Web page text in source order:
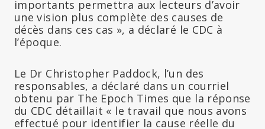
importants permettra aux lecteurs d’avoir
une vision plus complète des causes de
décès dans ces cas », a déclaré le CDC à
l’époque.
Le Dr Christopher Paddock, l’un des
responsables, a déclaré dans un courriel
obtenu par The Epoch Times que la réponse
du CDC détaillait « le travail que nous avons
effectué pour identifier la cause réelle du